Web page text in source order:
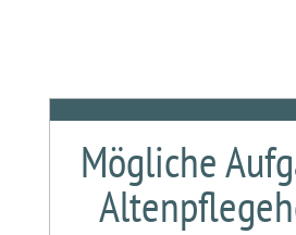
Mögliche